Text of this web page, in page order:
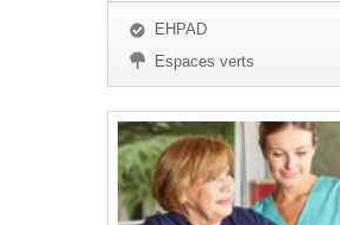
EHPAD
Espaces verts